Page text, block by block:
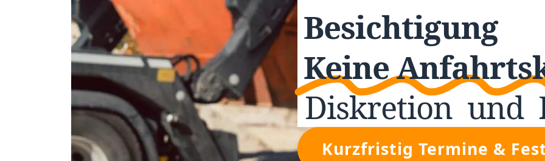
Besichtigung
Keine
Diskretion und
Kurzfristig Termine &